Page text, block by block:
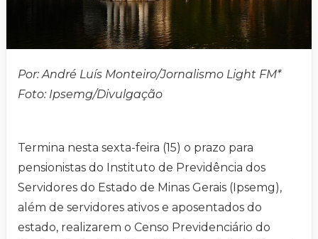
Por: André Luís Monteiro/Jornalismo Light FM*
Foto: Ipsemg/Divulgação
Termina nesta sexta-feira (15) o prazo para
pensionistas do Instituto de Previdência dos
Servidores do Estado de Minas Gerais (Ipsemg),
além de servidores ativos e aposentados do
estado, realizarem o Censo Previdenciário do